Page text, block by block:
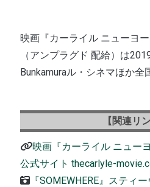
映画『カーライル ニューヨ
（アンプラグド 配給）は
Bunkamuraル・シネマほか全
【関連リ
映画『カーライル ニュー
公式サイト thecarlyle-
『SOMEWHERE』スティ